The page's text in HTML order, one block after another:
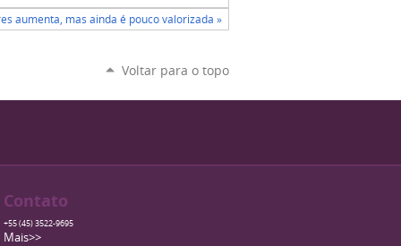
aumenta, mas ainda é pouco valorizada »
Voltar para o topo
Contato
+55 (45) 3522-9695
Mais>>